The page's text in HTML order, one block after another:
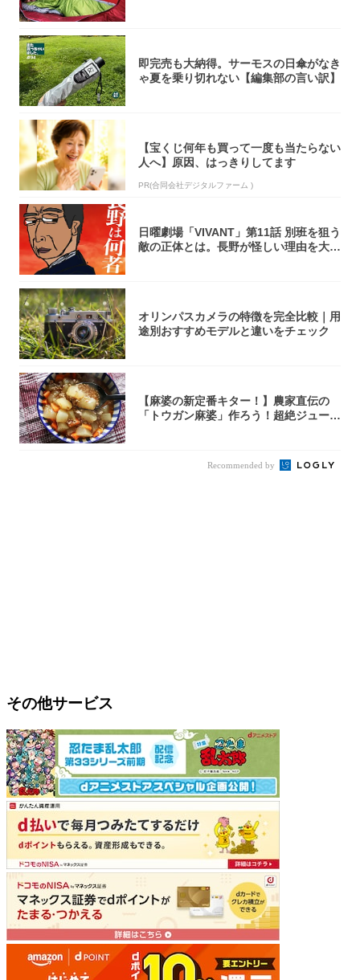
即完売も大納得。サーモスの日傘がなき
ゃ夏を乗り切れない【編集部の言い訳】
【宝くじ何年も買って一度も当たらない
人へ】原因、はっきりしてます
PR(合同会社デジタルファーム )
日曜劇場「VIVANT」第11話 別班を狙う
敵の正体とは。長野が怪しい理由を大
オリンパスカメラの特徴を完全比較｜用
途別おすすめモデルと違いをチェック
【麻婆の新定番キター！】農家直伝の
「トウガン麻婆」作ろう！超絶ジューシ
Recommended by
その他サービス